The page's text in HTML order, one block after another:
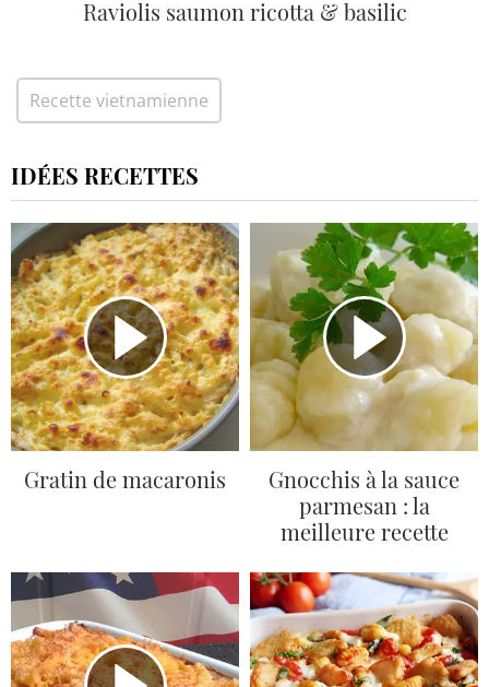
Raviolis saumon ricotta & basilic
Recette vietnamienne
IDÉES RECETTES
Gratin de macaronis
Gnocchis à la sauce
parmesan : la
meilleure recette